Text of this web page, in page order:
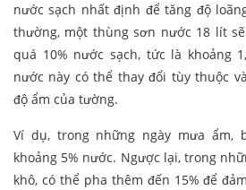
nước sạch nhất định để tăng độ
thường, một thùng sơn nước 18 lít
quá 10% nước sạch, tức là khoảng
nước này có thể thay đổi tùy thuộc
độ ẩm của tường.
Ví dụ, trong những ngày mưa ẩm,
khoảng 5% nước. Ngược lại, trong
khô, có thể pha thêm đến 15% để